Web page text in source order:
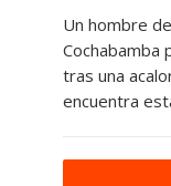
Un hombre
Cochabamba
tras una
encuentra